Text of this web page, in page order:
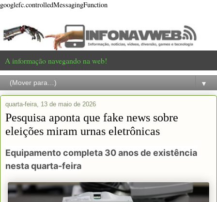
googlefc.controlledMessagingFunction
A informação navegando na web!
▼
quarta-feira, 13 de maio de 2026
Pesquisa aponta que fake news sobre
eleições miram urnas eletrônicas
Equipamento completa 30 anos de existência
nesta quarta-feira